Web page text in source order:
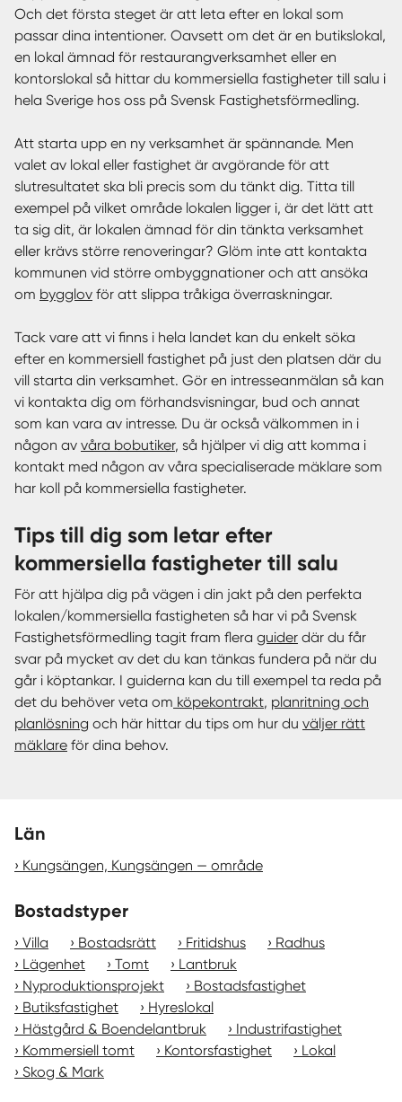
Och det första steget är att leta efter en lokal som
passar dina intentioner. Oavsett om det är en butikslokal,
en lokal ämnad för restaurangverksamhet eller en
kontorslokal så hittar du kommersiella fastigheter till salu i
hela Sverige hos oss på Svensk Fastighetsförmedling.
Att starta upp en ny verksamhet är spännande. Men
valet av lokal eller fastighet är avgörande för att
slutresultatet ska bli precis som du tänkt dig. Titta till
exempel på vilket område lokalen ligger i, är det lätt att
ta sig dit, är lokalen ämnad för din tänkta verksamhet
eller krävs större renoveringar? Glöm inte att kontakta
kommunen vid större ombyggnationer och att ansöka
om bygglov för att slippa tråkiga överraskningar.
Tack vare att vi finns i hela landet kan du enkelt söka
efter en kommersiell fastighet på just den platsen där du
vill starta din verksamhet. Gör en intresseanmälan så kan
vi kontakta dig om förhandsvisningar, bud och annat
som kan vara av intresse. Du är också välkommen in i
någon av våra bobutiker, så hjälper vi dig att komma i
kontakt med någon av våra specialiserade mäklare som
har koll på kommersiella fastigheter.
Tips till dig som letar efter
kommersiella fastigheter till salu
För att hjälpa dig på vägen i din jakt på den perfekta
lokalen/kommersiella fastigheten så har vi på Svensk
Fastighetsförmedling tagit fram flera guider där du får
svar på mycket av det du kan tänkas fundera på när du
går i köptankar. I guiderna kan du till exempel ta reda på
det du behöver veta om köpekontrakt, planritning och
planlösning och här hittar du tips om hur du väljer rätt
mäklare för dina behov.
Län
Kungsängen, Kungsängen — område
Bostadstyper
Villa Bostadsrätt Fritidshus
Radhus
Lägenhet
Tomt
Lantbruk
Nyproduktionsprojekt
Bostadsfastighet
Butiksfastighet
Hyreslokal
Hästgård & Boendelantbruk
Industrifastighet
Kommersiell tomt
Kontorsfastighet
Lokal
Skog & Mark